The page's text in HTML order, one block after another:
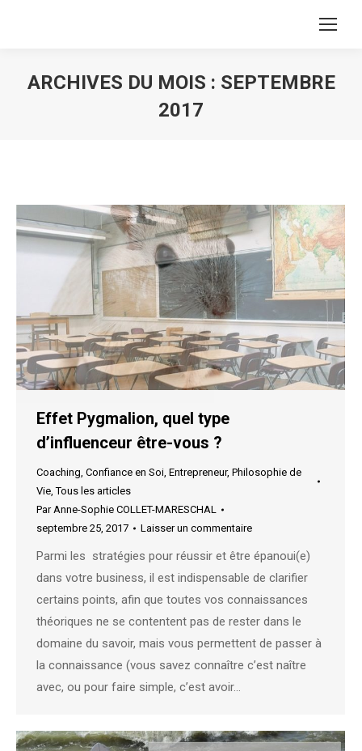
ARCHIVES DU MOIS : SEPTEMBRE
2017
Effet Pygmalion, quel type
d’influenceur être-vous ?
Coaching, Confiance en Soi, Entrepreneur, Philosophie de
Vie,Tous les articles
ParAnne-Sophie COLLET-MARESCHAL
septembre 25, 2017
Laisser un commentaire
Parmi les stratégies pour réussir et être épanoui(e)
dans votre business, il est indispensable de clarifier
certains points, afin que toutes vos connaissances
théoriques ne se contentent pas de rester dans le
domaine du savoir, mais vous permettent de passer à
la connaissance (vous savez connaître c’est naître
avec, ou pour faire simple, c’est avoir…